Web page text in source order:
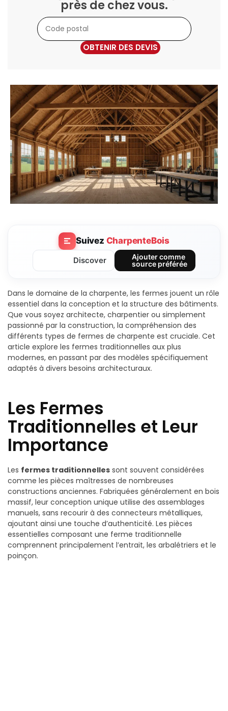
près de chez vous.
OBTENIR DES DEVIS
Suivez CharpenteBois
Discover
Ajouter comme
source préférée
Dans le domaine de la charpente, les fermes jouent un rôle
essentiel dans la conception et la structure des bâtiments.
Que vous soyez architecte, charpentier ou simplement
passionné par la construction, la compréhension des
différents types de fermes de charpente est cruciale. Cet
article explore les fermes traditionnelles aux plus
modernes, en passant par des modèles spécifiquement
adaptés à divers besoins architecturaux.
Les Fermes
Traditionnelles et Leur
Importance
Les fermes traditionnelles sont souvent considérées
comme les pièces maîtresses de nombreuses
constructions anciennes. Fabriquées généralement en bois
massif, leur conception unique utilise des assemblages
manuels, sans recourir à des connecteurs métalliques,
ajoutant ainsi une touche d’authenticité. Les pièces
essentielles composant une ferme traditionnelle
comprennent principalement l’entrait, les arbalétriers et le
poinçon.